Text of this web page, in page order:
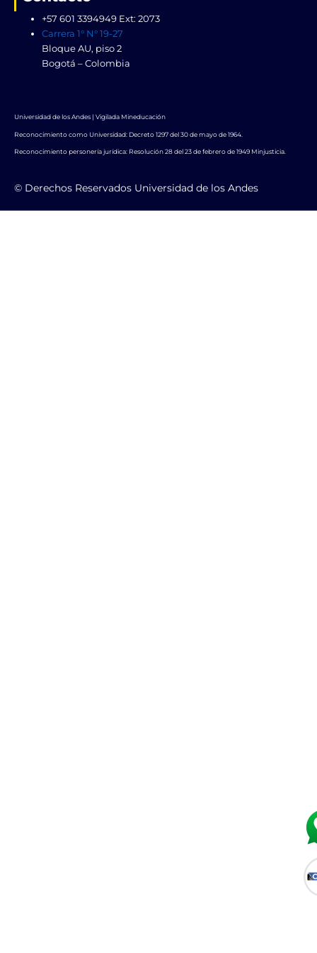
+57 601 3394949 Ext: 2073
Carrera 1° N° 19-27
Bloque AU, piso 2
Bogotá – Colombia
Universidad de los Andes | Vigilada Mineducación
Reconocimiento como Universidad: Decreto 1297 del 30 de mayo de 1964.
Reconocimiento personería jurídica: Resolución 28 del 23 de febrero de 1949 Minjusticia.
© Derechos Reservados Universidad de los Andes